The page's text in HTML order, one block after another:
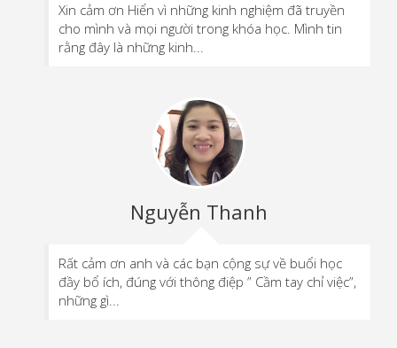
Xin cảm ơn Hiển vì những kinh nghiệm đã truyền
cho mình và mọi người trong khóa học. Mình tin
rằng đây là những kinh...
Nguyễn Thanh
Rất cảm ơn anh và các bạn cộng sự về buổi học
đầy bổ ích, đúng với thông điệp ” Cầm tay chỉ việc”,
những gì...